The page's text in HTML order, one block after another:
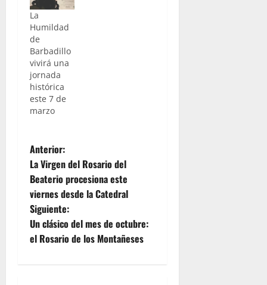
La
Humildad
de
Barbadillo
vivirá una
jornada
histórica
este 7 de
marzo
N
a
v
e
Anterior:
La Virgen del Rosario del
Beaterio procesiona este
viernes desde la Catedral
Siguiente:
Un clásico del mes de octubre:
el Rosario de los Montañeses